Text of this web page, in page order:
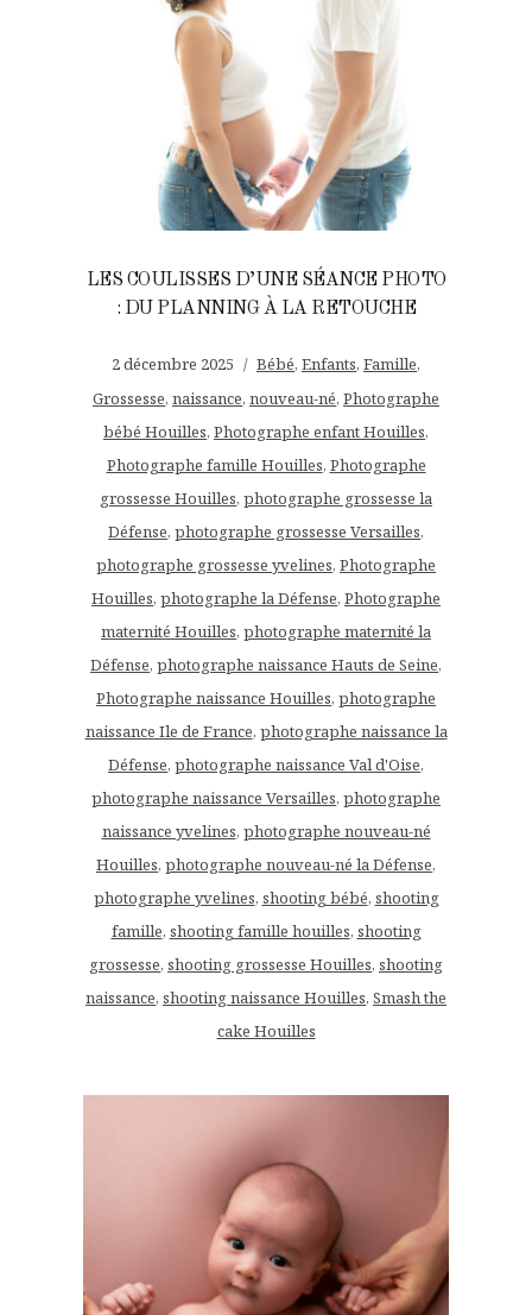
LES COULISSES D’UNE SÉANCE PHOTO
: DU PLANNING À LA RETOUCHE
2 décembre 2025 Bébé, Enfants, Famille,
Grossesse, naissance, nouveau-né, Photographe
bébé Houilles, Photographe enfant Houilles,
Photographe famille Houilles, Photographe
grossesse Houilles, photographe grossesse la
Défense, photographe grossesse Versailles,
photographe grossesse yvelines, Photographe
Houilles, photographe la Défense, Photographe
maternité Houilles, photographe maternité la
Défense, photographe naissance Hauts de Seine,
Photographe naissance Houilles, photographe
naissance Ile de France, photographe naissance la
Défense, photographe naissance Val d'Oise,
photographe naissance Versailles, photographe
naissance yvelines, photographe nouveau-né
Houilles, photographe nouveau-né la Défense,
photographe yvelines, shooting bébé, shooting
famille, shooting famille houilles, shooting
grossesse, shooting grossesse Houilles, shooting
naissance, shooting naissance Houilles, Smash the
cake Houilles